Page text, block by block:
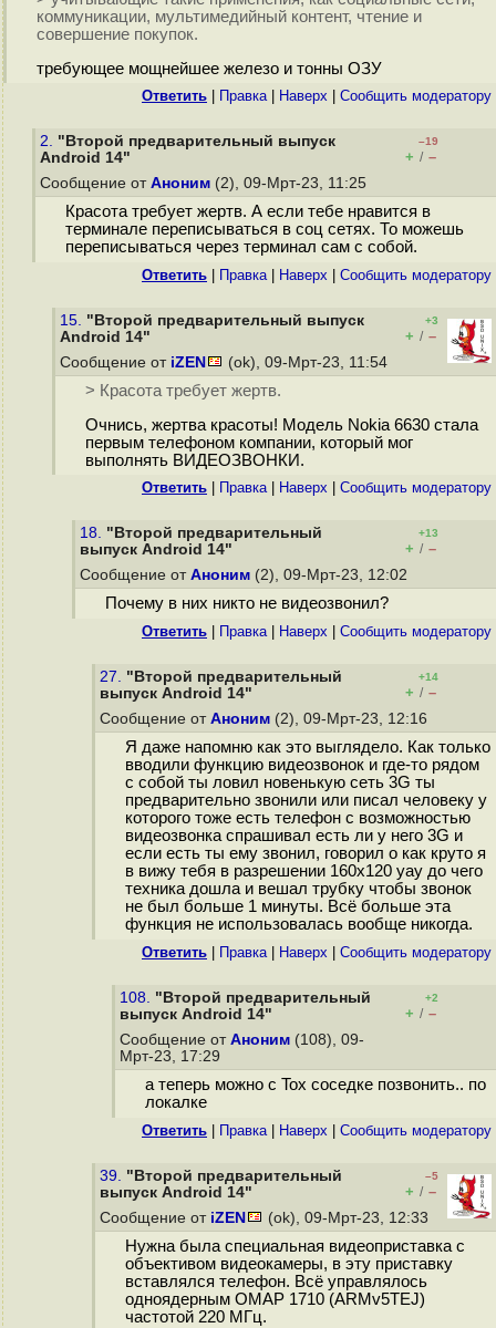
коммуникации, мультимедийный контент, чтение и
совершение покупок.
требующее мощнейшее железо и тонны ОЗУ
Ответить Правка| Наверх Cообщить модератору
2. "Второй предварительный выпуск
Android 14"
–19
+ / –
Сообщение от Аноним (2), 09-Мрт-23, 11:25
Красота требует жертв. А если тебе нравится в
терминале переписываться в соц сетях. То можешь
переписываться через терминал сам с собой.
Ответить Правка| Наверх Cообщить модератору
15. "Второй предварительный выпуск
Android 14"
+3
+ / –
Сообщение от iZEN (ok), 09-Мрт-23, 11:54
> Красота требует жертв.
Очнись, жертва красоты! Mодель Nokia 6630 стала
первым телефоном компании, который мог
выполнять ВИДЕОЗВОНКИ.
Ответить Правка| Наверх Cообщить модератору
18. "Второй предварительный
выпуск Android 14"
+13
+ / –
Сообщение от Аноним (2), 09-Мрт-23, 12:02
Почему в них никто не видеозвонил?
Ответить Правка| Наверх Cообщить модератору
27. "Второй предварительный
выпуск Android 14"
+14
+ / –
Сообщение от Аноним (2), 09-Мрт-23, 12:16
Я даже напомню как это выглядело. Как только
вводили функцию видеозвонок и где-то рядом
с собой ты ловил новенькую сеть 3G ты
предварительно звонили или писал человеку у
которого тоже есть телефон с возможностью
видеозвонка спрашивал есть ли у него 3G и
если есть ты ему звонил, говорил о как круто я
в вижу тебя в разрешении 160x120 уау до чего
техника дошла и вешал трубку чтобы звонок
не был больше 1 минуты. Всё больше эта
функция не использовалась вообще никогда.
Ответить Правка| Наверх Cообщить модератору
108. "Второй предварительный
выпуск Android 14"
+2
+ / –
Сообщение от Аноним (108), 09-
Мрт-23, 17:29
а теперь можно с Tox соседке позвонить.. по
локалке
Ответить Правка| Наверх Cообщить модератору
39. "Второй предварительный
выпуск Android 14"
–5
+ / –
Сообщение от iZEN (ok), 09-Мрт-23, 12:33
Нужна была специальная видеоприставка с
объективом видеокамеры, в эту приставку
вставлялся телефон. Всё управлялось
одноядерным OMAP 1710 (ARMv5TEJ)
частотой 220 МГц.